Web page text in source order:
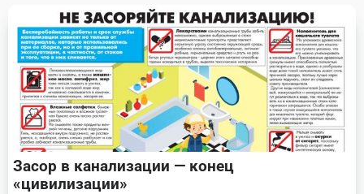
text">Page</span>
Засор в канализации — конец
«цивилизации»